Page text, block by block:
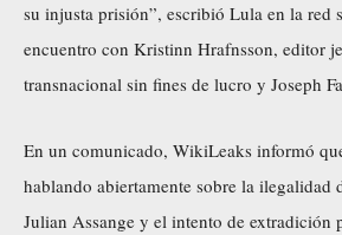
su injusta prisión”, escribió Lula en la red
encuentro con Kristinn Hrafnsson, editor
transnacional sin fines de lucro y Joseph
En un comunicado, WikiLeaks informó
hablando abiertamente sobre la ilegalidad
Julian Assange y el intento de extradición